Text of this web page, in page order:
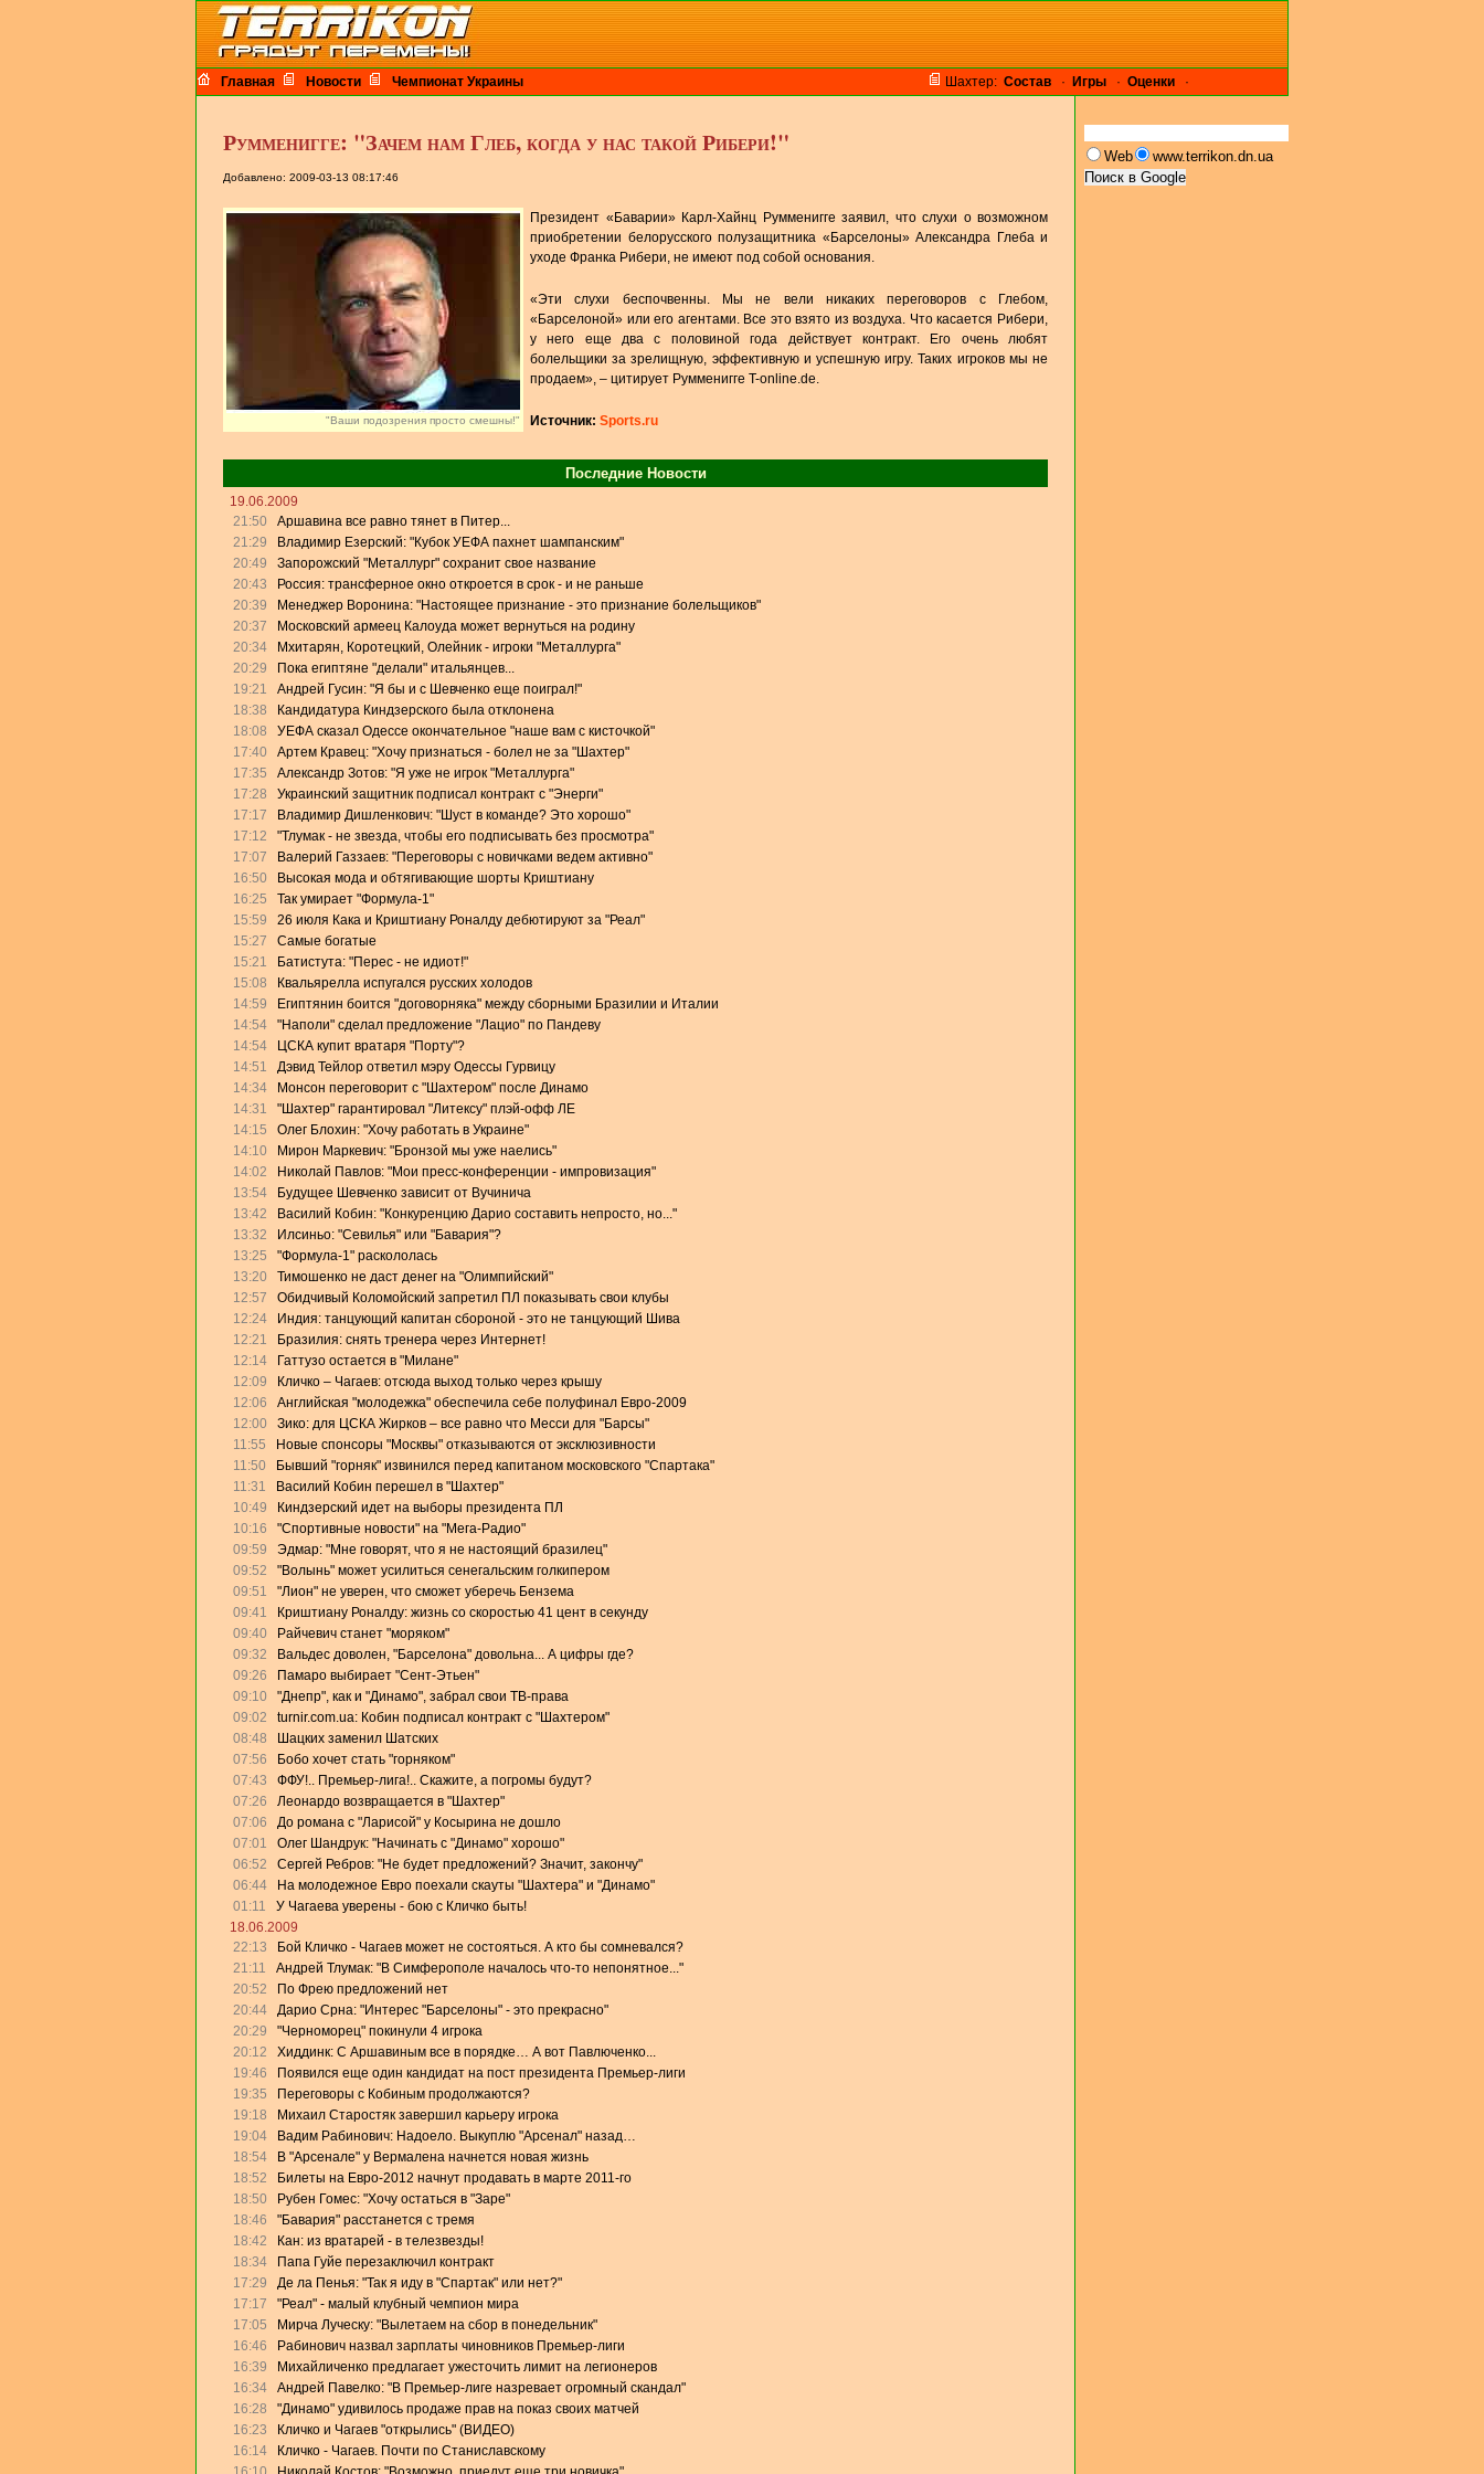
Главная Новости Чемпионат Украины Шахтер: Cостав · Игры · Оценки ·
Румменигге: "Зачем нам Глеб, когда у нас такой Рибери!"
Добавлено: 2009-03-13 08:17:46
"Ваши подозрения просто смешны!"
Президент «Баварии» Карл-Хайнц Румменигге заявил, что слухи о возможном
приобретении белорусского полузащитника «Барселоны» Александра Глеба и
уходе Франка Рибери, не имеют под собой основания.
«Эти слухи беспочвенны. Мы не вели никаких переговоров с Глебом,
«Барселоной» или его агентами. Все это взято из воздуха. Что касается Рибери,
у него еще два с половиной года действует контракт. Его очень любят
болельщики за зрелищную, эффективную и успешную игру. Таких игроков мы не
продаем», – цитирует Румменигге T-online.de.
Источник: Sports.ru
Последние Новости
19.06.2009
21:50
Аршавина все равно тянет в Питер...
21:29
Владимир Езерский: "Кубок УЕФА пахнет шампанским"
20:49
Запорожский "Металлург" сохранит свое название
20:43
Россия: трансферное окно откроется в срок - и не раньше
20:39
Менеджер Воронина: "Настоящее признание - это признание болельщиков"
20:37
Московский армеец Калоуда может вернуться на родину
20:34
Мхитарян, Коротецкий, Олейник - игроки "Металлурга"
20:29
Пока египтяне "делали" итальянцев...
19:21
Андрей Гусин: "Я бы и с Шевченко еще поиграл!"
18:38
Кандидатура Киндзерского была отклонена
18:08
УЕФА сказал Одессе окончательное "наше вам с кисточкой"
17:40
Артем Кравец: "Хочу признаться - болел не за "Шахтер"
17:35
Александр Зотов: "Я уже не игрок "Металлурга"
17:28
Украинский защитник подписал контракт с "Энерги"
17:17
Владимир Дишленкович: "Шуст в команде? Это хорошо"
17:12
"Тлумак - не звезда, чтобы его подписывать без просмотра"
17:07
Валерий Газзаев: "Переговоры с новичками ведем активно"
16:50
Высокая мода и обтягивающие шорты Криштиану
16:25
Так умирает "Формула-1"
15:59
26 июля Кака и Криштиану Роналду дебютируют за "Реал"
15:27
Самые богатые
15:21
Батистута: "Перес - не идиот!"
15:08
Квальярелла испугался русских холодов
14:59
Египтянин боится "договорняка" между сборными Бразилии и Италии
14:54
"Наполи" сделал предложение "Лацио" по Пандеву
14:54
ЦСКА купит вратаря "Порту"?
14:51
Дэвид Тейлор ответил мэру Одессы Гурвицу
14:34
Монсон переговорит с "Шахтером" после Динамо
14:31
"Шахтер" гарантировал "Литексу" плэй-офф ЛЕ
14:15
Олег Блохин: "Хочу работать в Украине"
14:10
Мирон Маркевич: "Бронзой мы уже наелись"
14:02
Николай Павлов: "Мои пресс-конференции - импровизация"
13:54
Будущее Шевченко зависит от Вучинича
13:42
Василий Кобин: "Конкуренцию Дарио составить непросто, но..."
13:32
Илсиньо: "Севилья" или "Бавария"?
13:25
"Формула-1" раскололась
13:20
Тимошенко не даст денег на "Олимпийский"
12:57
Обидчивый Коломойский запретил ПЛ показывать свои клубы
12:24
Индия: танцующий капитан сбороной - это не танцующий Шива
12:21
Бразилия: снять тренера через Интернет!
12:14
Гаттузо остается в "Милане"
12:09
Кличко – Чагаев: отсюда выход только через крышу
12:06
Английская "молодежка" обеспечила себе полуфинал Евро-2009
12:00
Зико: для ЦСКА Жирков – все равно что Месси для "Барсы"
11:55
Новые спонсоры "Москвы" отказываются от эксклюзивности
11:50
Бывший "горняк" извинился перед капитаном московского "Спартака"
11:31
Василий Кобин перешел в "Шахтер"
10:49
Киндзерский идет на выборы президента ПЛ
10:16
"Спортивные новости" на "Мега-Радио"
09:59
Эдмар: "Мне говорят, что я не настоящий бразилец"
09:52
"Волынь" может усилиться сенегальским голкипером
09:51
"Лион" не уверен, что сможет уберечь Бензема
09:41
Криштиану Роналду: жизнь со скоростью 41 цент в секунду
09:40
Райчевич станет "моряком"
09:32
Вальдес доволен, "Барселона" довольна... А цифры где?
09:26
Памаро выбирает "Сент-Этьен"
09:10
"Днепр", как и "Динамо", забрал свои ТВ-права
09:02
turnir.com.ua: Кобин подписал контракт с "Шахтером"
08:48
Шацких заменил Шатских
07:56
Бобо хочет стать "горняком"
07:43
ФФУ!.. Премьер-лига!.. Скажите, а погромы будут?
07:26
Леонардо возвращается в "Шахтер"
07:06
До романа с "Ларисой" у Косырина не дошло
07:01
Олег Шандрук: "Начинать с "Динамо" хорошо"
06:52
Сергей Ребров: "Не будет предложений? Значит, закончу"
06:44
На молодежное Евро поехали скауты "Шахтера" и "Динамо"
01:11
У Чагаева уверены - бою с Кличко быть!
18.06.2009
22:13
Бой Кличко - Чагаев может не состояться. А кто бы сомневался?
21:11
Андрей Тлумак: "В Симферополе началось что-то непонятное..."
20:52
По Фрею предложений нет
20:44
Дарио Срна: "Интерес "Барселоны" - это прекрасно"
20:29
"Черноморец" покинули 4 игрока
20:12
Хиддинк: С Аршавиным все в порядке… А вот Павлюченко...
19:46
Появился еще один кандидат на пост президента Премьер-лиги
19:35
Переговоры с Кобиным продолжаются?
19:18
Михаил Старостяк завершил карьеру игрока
19:04
Вадим Рабинович: Надоело. Выкуплю "Арсенал" назад…
18:54
В "Арсенале" у Вермалена начнется новая жизнь
18:52
Билеты на Евро-2012 начнут продавать в марте 2011-го
18:50
Рубен Гомес: "Хочу остаться в "Заре"
18:46
"Бавария" расстанется с тремя
18:42
Кан: из вратарей - в телезвезды!
18:34
Папа Гуйе перезаключил контракт
17:29
Де ла Пенья: "Так я иду в "Спартак" или нет?"
17:17
"Реал" - малый клубный чемпион мира
17:05
Мирча Луческу: "Вылетаем на сбор в понедельник"
16:46
Рабинович назвал зарплаты чиновников Премьер-лиги
16:39
Михайличенко предлагает ужесточить лимит на легионеров
16:34
Андрей Павелко: "В Премьер-лиге назревает огромный скандал"
16:28
"Динамо" удивилось продаже прав на показ своих матчей
16:23
Кличко и Чагаев "открылись" (ВИДЕО)
16:14
Кличко - Чагаев. Почти по Станиславскому
Web www.terrikon.dn.ua